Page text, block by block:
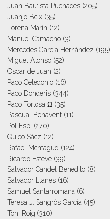
Juan Bautista Puchades (205)
Juanjo Boix (35)
Lorena Marín (12)
Manuel Camacho (3)
Mercedes García Hernández (195)
Miguel Alonso (52)
Oscar de Juan (2)
Paco Celedonio (16)
Paco Donderis (344)
Paco Tortosa Ω (35)
Pascual Benavent (11)
Pol Espi (270)
Quico Sáez (12)
Rafael Montagud (124)
Ricardo Esteve (39)
Salvador Candel Benedito (8)
Salvador Llanes (16)
Samuel Santarromana (6)
Teresa J. Sangrós García (45)
Toni Roig (310)